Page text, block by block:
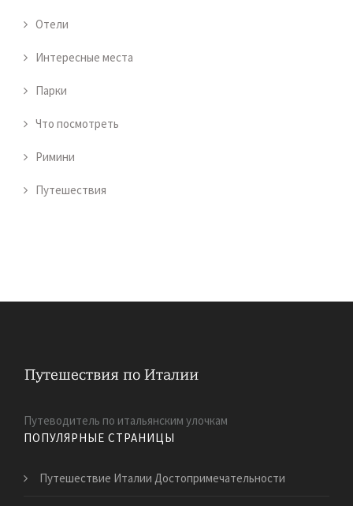
Отели
Интересные места
Парки
Что посмотреть
Римини
Путешествия
Путеводитель по итальянским улочкам
ПОПУЛЯРНЫЕ СТРАНИЦЫ
Путешествие Италии Достопримечательности